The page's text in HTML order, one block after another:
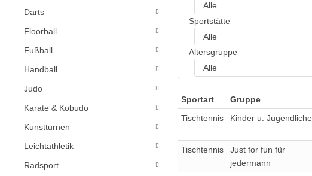
Sportstätte
Altersgruppe
Sportart Gruppe
Tischtennis Kinder u. Jugendliche
Tischtennis
Just for fun für
jedermann
Darts
Floorball
Fußball
Handball
Judo
Karate & Kobudo
Kunstturnen
Leichtathletik
Radsport